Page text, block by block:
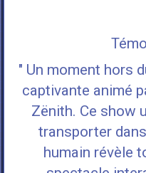
" Un moment hors
captivante animé
Zënith. Ce show
transporter
humain révèle